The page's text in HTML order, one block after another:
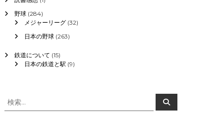
野球(284)
メジャーリーグ(32)
日本の野球(263)
鉄道について (15)
日本の鉄道と駅 (9)
検
索
検
索